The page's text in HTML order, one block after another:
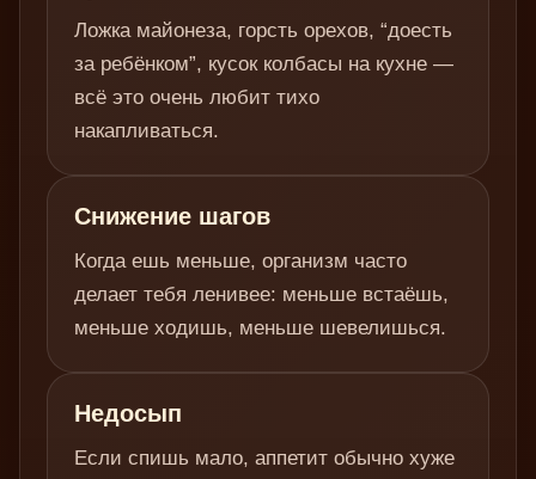
Ложка майонеза, горсть орехов, “доесть
за ребёнком”, кусок колбасы на кухне —
всё это очень любит тихо
накапливаться.
Снижение шагов
Когда ешь меньше, организм часто
делает тебя ленивее: меньше встаёшь,
меньше ходишь, меньше шевелишься.
Недосып
Если спишь мало, аппетит обычно хуже